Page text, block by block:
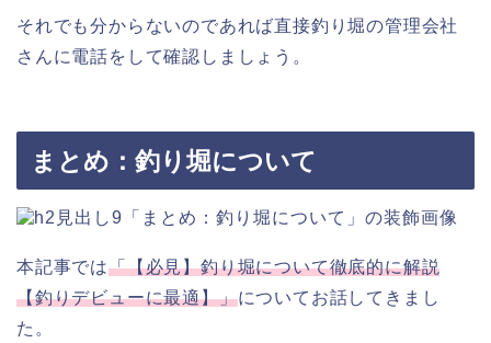
それでも分からないのであれば直接釣り堀の管理会社
さんに電話をして確認しましょう。
まとめ：釣り堀について
本記事では「【必見】釣り堀について徹底的に解説
【釣りデビューに最適】」についてお話してきまし
た。